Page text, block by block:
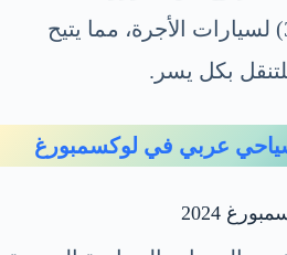
للحافلات و30 يورو (€30) لسيارات الأجرة، مما يتيح
بكل يسر.
عربي في لوكسمبورغ
2024